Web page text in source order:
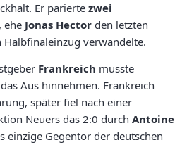
Er parierte zwei
, ehe Jonas Hector den letzten
Halbfinaleinzug verwandelte.
Frankreich musste
Aus hinnehmen. Frankreich
später fiel nach einer
Neuers das 2:0 durch Antoine
einzige Gegentor der deutschen